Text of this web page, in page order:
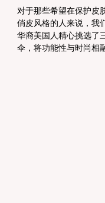
对于那些希望在保护皮
俏皮风格的人来说，我
华裔美国人精心挑选了
伞，将功能性与时尚相